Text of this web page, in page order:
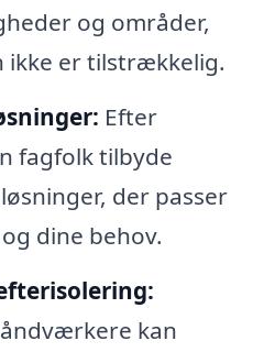
og områder,
ikke er tilstrækkelig.
Efter
fagfolk tilbyde
der passer
dine behov.
kan